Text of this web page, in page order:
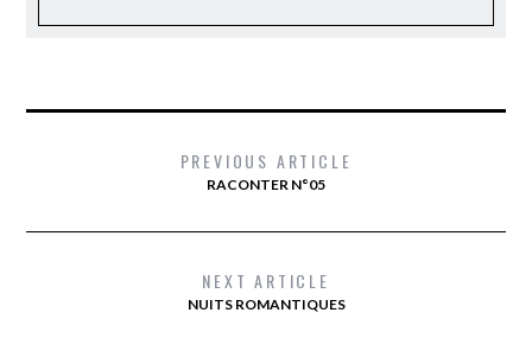
PREVIOUS ARTICLE
RACONTER N°05
NEXT ARTICLE
NUITS ROMANTIQUES